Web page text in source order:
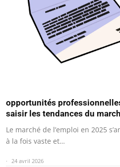
opportunités
saisir les tendances du
Le marché de l’emploi en 2025
à la fois vaste et…
24 avril 2026